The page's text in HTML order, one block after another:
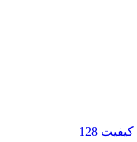
کیفیت 128